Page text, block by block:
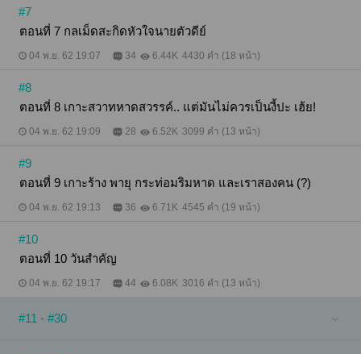
#7
ตอนที่ 7 กลเม็ดสะกิดหัวใจนายตัวดีย์
04 พ.ย. 62 19:07 34 6.44K 4430 คำ (18 หน้า)
#8
ตอนที่ 8 เกาะสวาทหาดสวรรค์.. แต่มันไม่ควรเป็นงี้ปะ เฮ้ย!
04 พ.ย. 62 19:09 28 6.52K 3099 คำ (13 หน้า)
#9
ตอนที่ 9 เกาะร้าง พายุ กระท่อมริมหาด และเราสองคน (?)
04 พ.ย. 62 19:13 36 6.71K 4545 คำ (19 หน้า)
#10
ตอนที่ 10 วันสำคัญ
04 พ.ย. 62 19:17 44 6.08K 3016 คำ (13 หน้า)
#11 - #30